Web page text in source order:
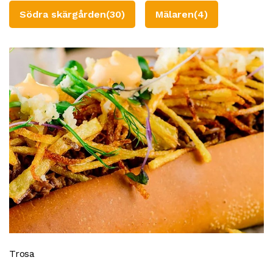
Södra skärgården(30) Mälaren(4)
Trosa